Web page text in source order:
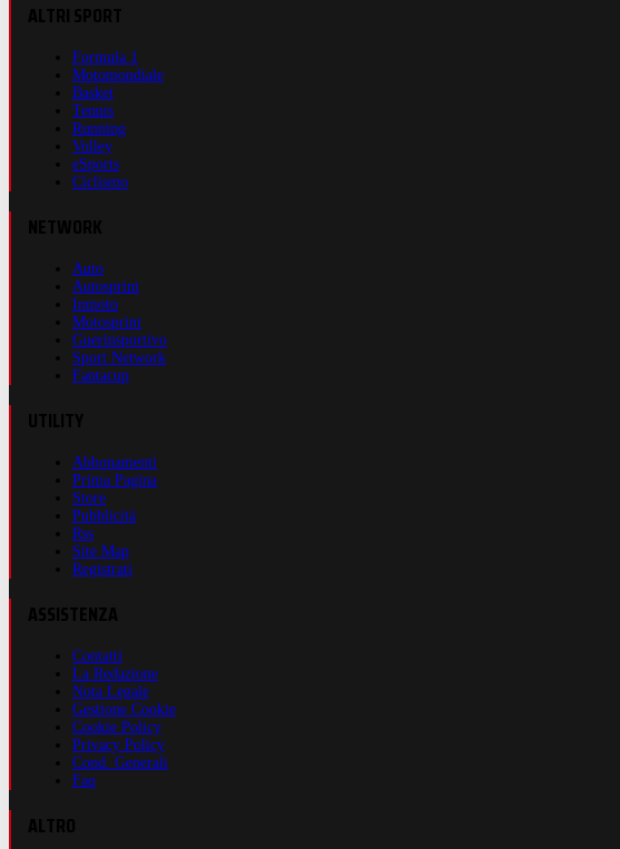
Formula 1
Motomondiale
Basket
Tennis
Running
Volley
eSports
Ciclismo
Auto
Autosprint
Inmoto
Motosprint
Guerinsportivo
Sport Network
Fantacup
Abbonamenti
Prima Pagina
Store
Pubblicità
Rss
Site Map
Registrati
Contatti
La Redazione
Nota Legale
Gestione Cookie
Cookie Policy
Privacy Policy
Cond. Generali
Faq